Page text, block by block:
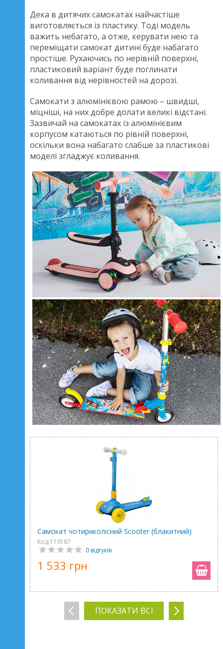
Дека в дитячих самокатах найчастіше
виготовляється із пластику. Тоді модель
важить небагато, а отже, керувати нею та
переміщати самокат дитині буде набагато
простіше. Рухаючись по нерівній поверхні,
пластиковий варіант буде поглинати
коливання від нерівностей на дорозі.
Самокати з алюмінієвою рамою – швидші,
міцніші, на них добре долати великі відстані.
Зазвичай на самокатах із алюмінієвим
корпусом катаються по рівній поверхні,
оскільки вона набагато слабше за пластикові
моделі згладжує коливання.
Самокат чотириколісний Scooter (блакитний)
Код 119187
0 відгуків
1 533 грн
ПОКАЗАТИ ВСІ